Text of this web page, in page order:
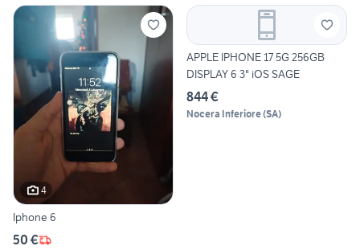
4
Iphone 6
50 €
APPLE IPHONE 17 5G 256GB
DISPLAY 6 3" iOS SAGE
844 €
Nocera Inferiore(SA)